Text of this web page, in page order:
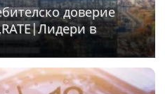
доверие
в